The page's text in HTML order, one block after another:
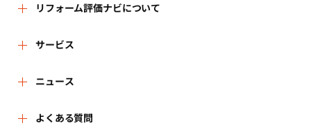
リフォーム評価ナビについて
リフォーム評価ナビとは
運営体制
はじめての方へ
サービス
リフォーム会社を探す
リフォーム事例を見る
ニュース
新着情報
よくある質問